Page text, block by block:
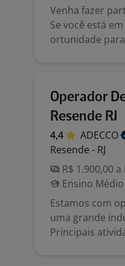
Venha fazer
Se você está
ortunidade
Operador
Resende RJ
4,4
ADECCO
Resende - RJ
R$ 1.900,00 a
Ensino Médio
Estamos com
uma grande
Principais